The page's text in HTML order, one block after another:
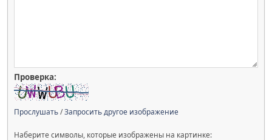
Проверка:
Прослушать/Запросить другое изображение
Наберите символы, которые изображены на картинке: